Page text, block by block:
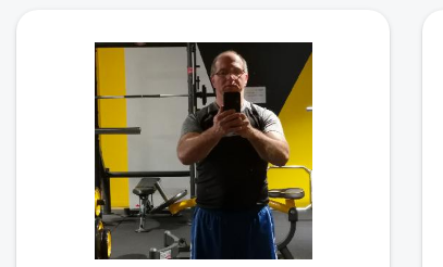
choses , comme le tourisme urbain , le
théâtre , la peinture , le ciné.